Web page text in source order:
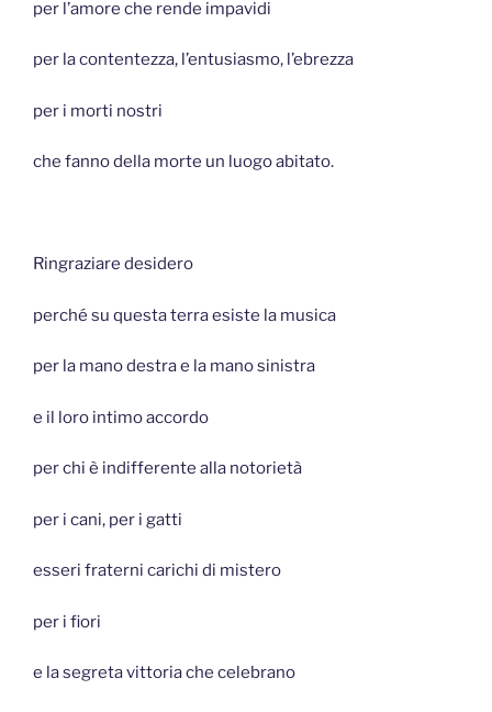
per l’amore che rende impavidi
per la contentezza, l’entusiasmo, l’ebrezza
per i morti nostri
che fanno della morte un luogo abitato.
Ringraziare desidero
perché su questa terra esiste la musica
per la mano destra e la mano sinistra
e il loro intimo accordo
per chi è indifferente alla notorietà
per i cani, per i gatti
esseri fraterni carichi di mistero
per i fiori
e la segreta vittoria che celebrano